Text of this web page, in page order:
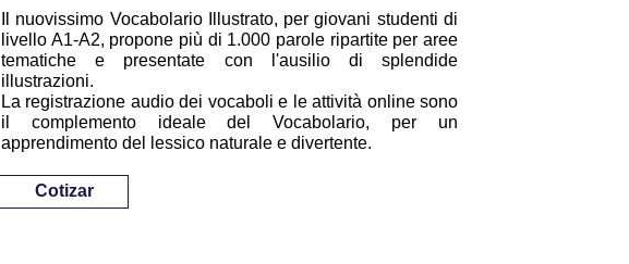
Il nuovissimo Vocabolario Illustrato, per giovani studenti di
livello A1-A2, propone più di 1.000 parole ripartite per aree
tematiche e presentate con l'ausilio di splendide
illustrazioni.
La registrazione audio dei vocaboli e le attività online sono
il complemento ideale del Vocabolario, per un
apprendimento del lessico naturale e divertente.
Cotizar